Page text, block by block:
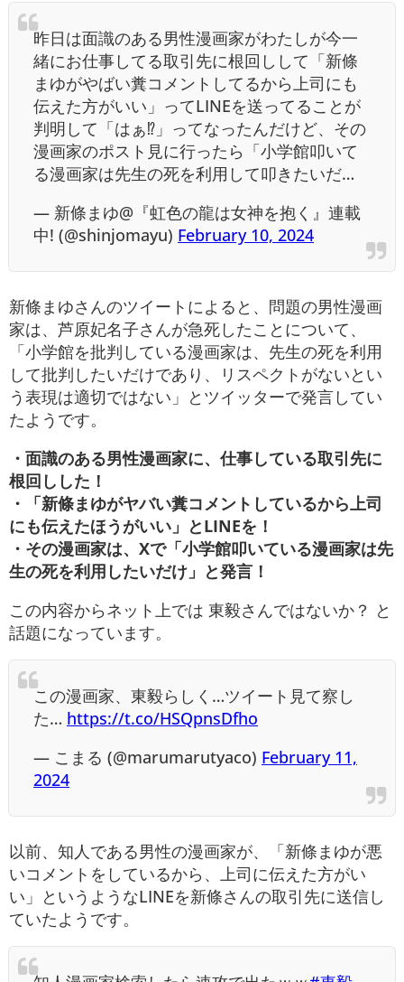
昨日は面識のある男性漫画家がわたしが今一
緒にお仕事してる取引先に根回しして「新條
まゆがやばい糞コメントしてるから上司にも
伝えた方がいい」ってLINEを送ってることが
判明して「はぁ⁉️」ってなったんだけど、その
漫画家のポスト見に行ったら「小学館叩いて
る漫画家は先生の死を利用して叩きたいだ…
— 新條まゆ@『虹色の龍は女神を抱く』連載
中! (@shinjomayu) February 10, 2024
新條まゆさんのツイートによると、問題の男性漫画
家は、芦原妃名子さんが急死したことについて、
「小学館を批判している漫画家は、先生の死を利用
して批判したいだけであり、リスペクトがないとい
う表現は適切ではない」とツイッターで発言してい
たようです。
・面識のある男性漫画家に、仕事している取引先に
根回しした！
・「新條まゆがヤバい糞コメントしているから上司
にも伝えたほうがいい」とLINEを！
・その漫画家は、Xで「小学館叩いている漫画家は先
生の死を利用したいだけ」と発言！
この内容からネット上では 東毅さんではないか？ と
話題になっています。
この漫画家、東毅らしく…ツイート見て察し
た… https://t.co/HSQpnsDfho
— こまる (@marumarutyaco) February 11,
2024
以前、知人である男性の漫画家が、「新條まゆが悪
いコメントをしているから、上司に伝えた方がい
い」というようなLINEを新條さんの取引先に送信し
ていたようです。